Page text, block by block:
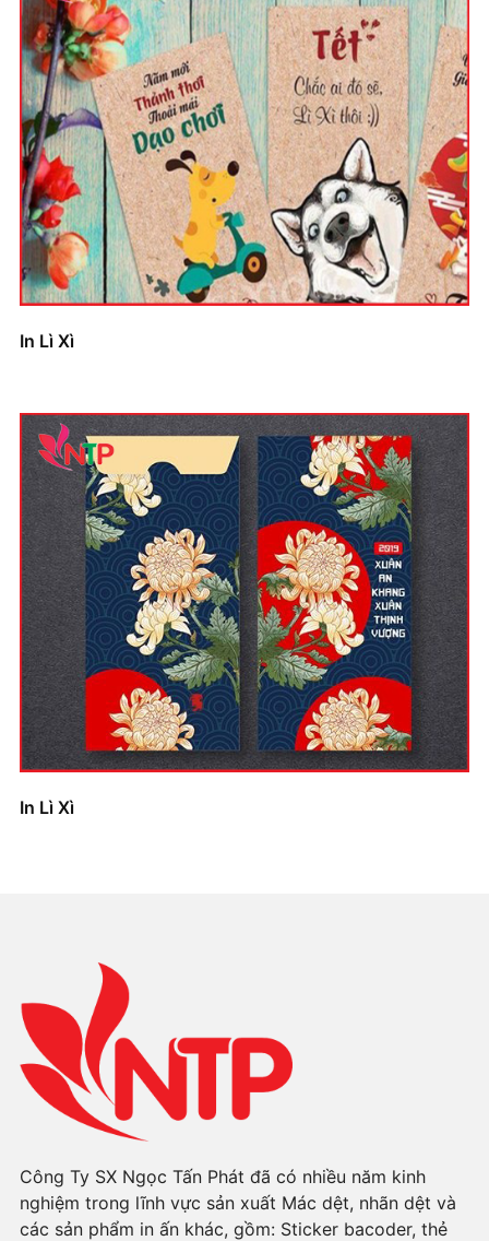
In Lì Xì
In Lì Xì
Công Ty SX Ngọc Tấn Phát đã có nhiều năm kinh
nghiệm trong lĩnh vực sản xuất Mác dệt, nhãn dệt và
các sản phẩm in ấn khác, gồm: Sticker bacoder, thẻ